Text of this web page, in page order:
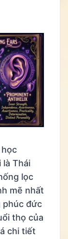
Thái
lọc
mẽ nhất
phúc đức
thọ của
chi tiết